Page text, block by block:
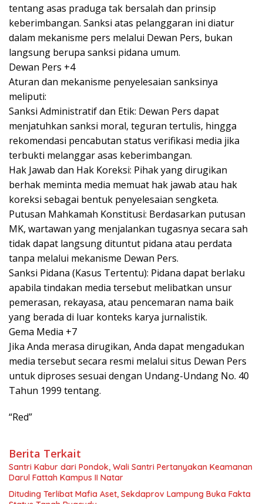
tentang asas praduga tak bersalah dan prinsip
keberimbangan. Sanksi atas pelanggaran ini diatur
dalam mekanisme pers melalui Dewan Pers, bukan
langsung berupa sanksi pidana umum.
Dewan Pers +4
Aturan dan mekanisme penyelesaian sanksinya
meliputi:
Sanksi Administratif dan Etik: Dewan Pers dapat
menjatuhkan sanksi moral, teguran tertulis, hingga
rekomendasi pencabutan status verifikasi media jika
terbukti melanggar asas keberimbangan.
Hak Jawab dan Hak Koreksi: Pihak yang dirugikan
berhak meminta media memuat hak jawab atau hak
koreksi sebagai bentuk penyelesaian sengketa.
Putusan Mahkamah Konstitusi: Berdasarkan putusan
MK, wartawan yang menjalankan tugasnya secara sah
tidak dapat langsung dituntut pidana atau perdata
tanpa melalui mekanisme Dewan Pers.
Sanksi Pidana (Kasus Tertentu): Pidana dapat berlaku
apabila tindakan media tersebut melibatkan unsur
pemerasan, rekayasa, atau pencemaran nama baik
yang berada di luar konteks karya jurnalistik.
Gema Media +7
Jika Anda merasa dirugikan, Anda dapat mengadukan
media tersebut secara resmi melalui situs Dewan Pers
untuk diproses sesuai dengan Undang-Undang No. 40
Tahun 1999 tentang.
“Red”
Berita Terkait
Santri Kabur dari Pondok, Wali Santri Pertanyakan Keamanan
Darul Fattah Kampus II Natar
Dituding Terlibat Mafia Aset, Sekdaprov Lampung Buka Fakta